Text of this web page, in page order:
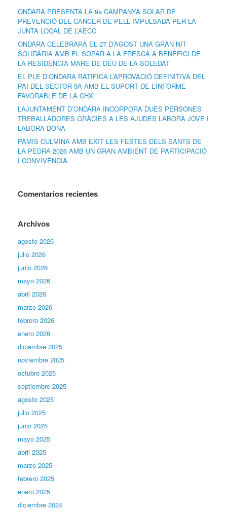
ONDARA PRESENTA LA 9a CAMPANYA SOLAR DE
PREVENCIÓ DEL CÀNCER DE PELL IMPULSADA PER LA
JUNTA LOCAL DE L’AECC
ONDARA CELEBRARÀ EL 27 D’AGOST UNA GRAN NIT
SOLIDÀRIA AMB EL SOPAR A LA FRESCA A BENEFICI DE
LA RESIDÈNCIA MARE DE DÉU DE LA SOLEDAT
EL PLE D’ONDARA RATIFICA L’APROVACIÓ DEFINITIVA DEL
PAI DEL SECTOR 9A AMB EL SUPORT DE L’INFORME
FAVORABLE DE LA CHX
L’AJUNTAMENT D’ONDARA INCORPORA DUES PERSONES
TREBALLADORES GRÀCIES A LES AJUDES LABORA JOVE I
LABORA DONA
PAMIS CULMINA AMB ÈXIT LES FESTES DELS SANTS DE
LA PEDRA 2026 AMB UN GRAN AMBIENT DE PARTICIPACIÓ
I CONVIVÈNCIA
Comentarios recientes
Archivos
agosto 2026
julio 2026
junio 2026
mayo 2026
abril 2026
marzo 2026
febrero 2026
enero 2026
diciembre 2025
noviembre 2025
octubre 2025
septiembre 2025
agosto 2025
julio 2025
junio 2025
mayo 2025
abril 2025
marzo 2025
febrero 2025
enero 2025
diciembre 2024